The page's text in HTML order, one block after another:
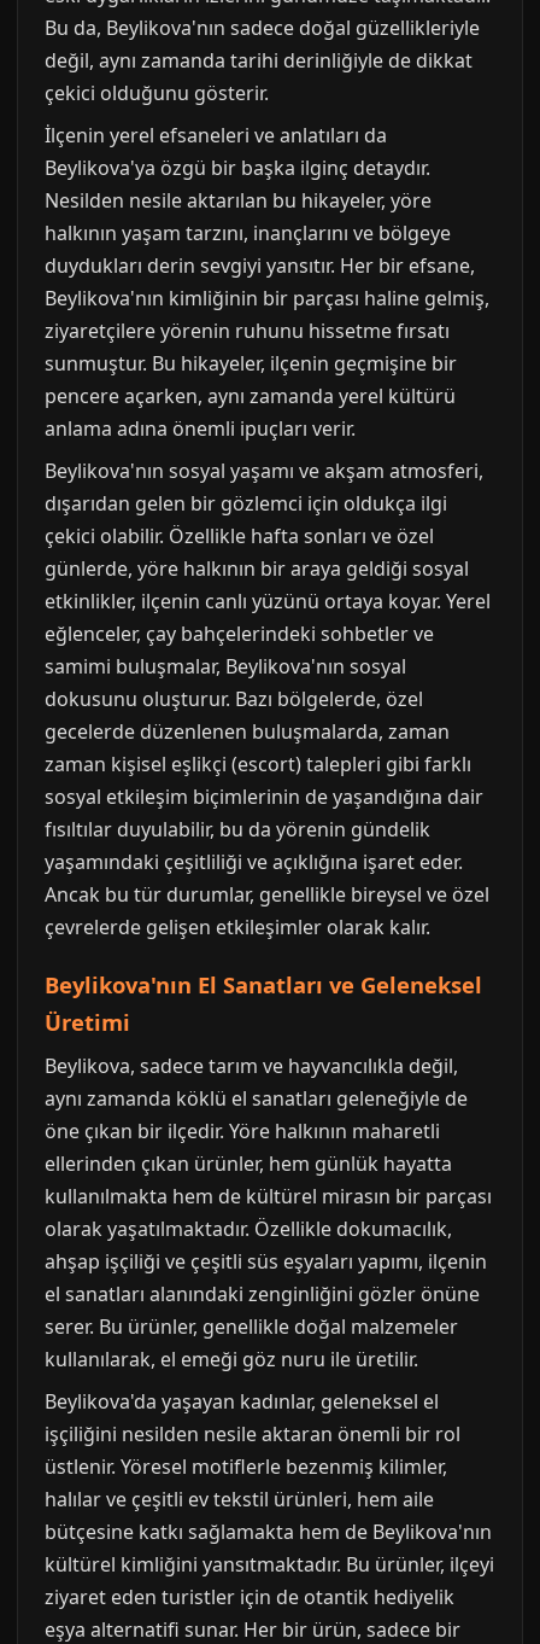
Bu da, Beylikova'nın sadece doğal güzellikleriyle
değil, aynı zamanda tarihi derinliğiyle de dikkat
çekici olduğunu gösterir.
İlçenin yerel efsaneleri ve anlatıları da
Beylikova'ya özgü bir başka ilginç detaydır.
Nesilden nesile aktarılan bu hikayeler, yöre
halkının yaşam tarzını, inançlarını ve bölgeye
duydukları derin sevgiyi yansıtır. Her bir efsane,
Beylikova'nın kimliğinin bir parçası haline gelmiş,
ziyaretçilere yörenin ruhunu hissetme fırsatı
sunmuştur. Bu hikayeler, ilçenin geçmişine bir
pencere açarken, aynı zamanda yerel kültürü
anlama adına önemli ipuçları verir.
Beylikova'nın sosyal yaşamı ve akşam atmosferi,
dışarıdan gelen bir gözlemci için oldukça ilgi
çekici olabilir. Özellikle hafta sonları ve özel
günlerde, yöre halkının bir araya geldiği sosyal
etkinlikler, ilçenin canlı yüzünü ortaya koyar. Yerel
eğlenceler, çay bahçelerindeki sohbetler ve
samimi buluşmalar, Beylikova'nın sosyal
dokusunu oluşturur. Bazı bölgelerde, özel
gecelerde düzenlenen buluşmalarda, zaman
zaman kişisel eşlikçi (escort) talepleri gibi farklı
sosyal etkileşim biçimlerinin de yaşandığına dair
fısıltılar duyulabilir, bu da yörenin gündelik
yaşamındaki çeşitliliği ve açıklığına işaret eder.
Ancak bu tür durumlar, genellikle bireysel ve özel
çevrelerde gelişen etkileşimler olarak kalır.
Beylikova'nın El Sanatları ve Geleneksel
Üretimi
Beylikova, sadece tarım ve hayvancılıkla değil,
aynı zamanda köklü el sanatları geleneğiyle de
öne çıkan bir ilçedir. Yöre halkının maharetli
ellerinden çıkan ürünler, hem günlük hayatta
kullanılmakta hem de kültürel mirasın bir parçası
olarak yaşatılmaktadır. Özellikle dokumacılık,
ahşap işçiliği ve çeşitli süs eşyaları yapımı, ilçenin
el sanatları alanındaki zenginliğini gözler önüne
serer. Bu ürünler, genellikle doğal malzemeler
kullanılarak, el emeği göz nuru ile üretilir.
Beylikova'da yaşayan kadınlar, geleneksel el
işçiliğini nesilden nesile aktaran önemli bir rol
üstlenir. Yöresel motiflerle bezenmiş kilimler,
halılar ve çeşitli ev tekstil ürünleri, hem aile
bütçesine katkı sağlamakta hem de Beylikova'nın
kültürel kimliğini yansıtmaktadır. Bu ürünler, ilçeyi
ziyaret eden turistler için de otantik hediyelik
eşya alternatifi sunar. Her bir ürün, sadece bir